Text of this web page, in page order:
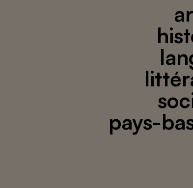
pays-